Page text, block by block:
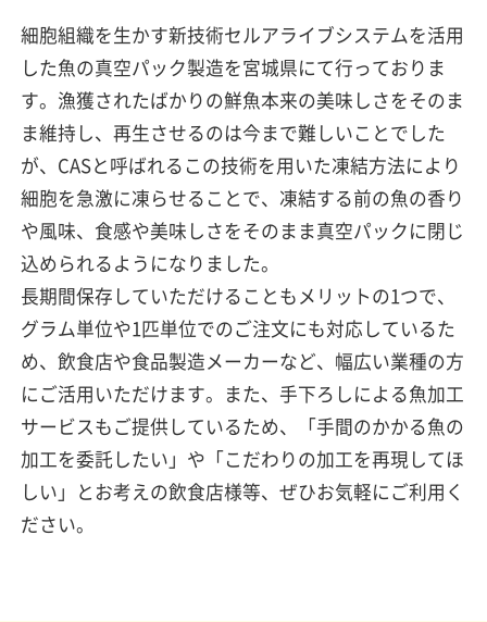
細胞組織を生かす新技術セルアライブシステムを活用
した魚の真空パック製造を宮城県にて行っておりま
す。漁獲されたばかりの鮮魚本来の美味しさをそのま
ま維持し、再生させるのは今まで難しいことでした
が、CASと呼ばれるこの技術を用いた凍結方法により
細胞を急激に凍らせることで、凍結する前の魚の香り
や風味、食感や美味しさをそのまま真空パックに閉じ
込められるようになりました。
長期間保存していただけることもメリットの1つで、
グラム単位や1匹単位でのご注文にも対応しているた
め、飲食店や食品製造メーカーなど、幅広い業種の方
にご活用いただけます。また、手下ろしによる魚加工
サービスもご提供しているため、「手間のかかる魚の
加工を委託したい」や「こだわりの加工を再現してほ
しい」とお考えの飲食店様等、ぜひお気軽にご利用く
ださい。